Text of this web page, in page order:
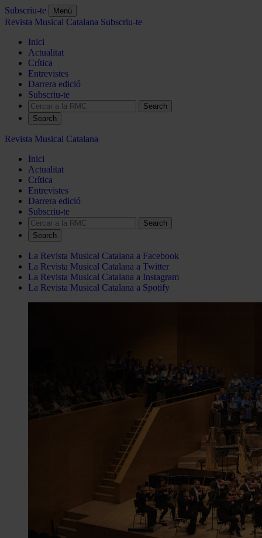
Subscriu-te Menú
Revista Musical Catalana Subscriu-te
Inici
Actualitat
Crítica
Entrevistes
Darrera edició
Subscriu-te
Search
Revista Musical Catalana
Inici
Actualitat
Crítica
Entrevistes
Darrera edició
Subscriu-te
Search
La Revista Musical Catalana a Facebook
La Revista Musical Catalana a Twitter
La Revista Musical Catalana a Instagram
La Revista Musical Catalana a Spotify